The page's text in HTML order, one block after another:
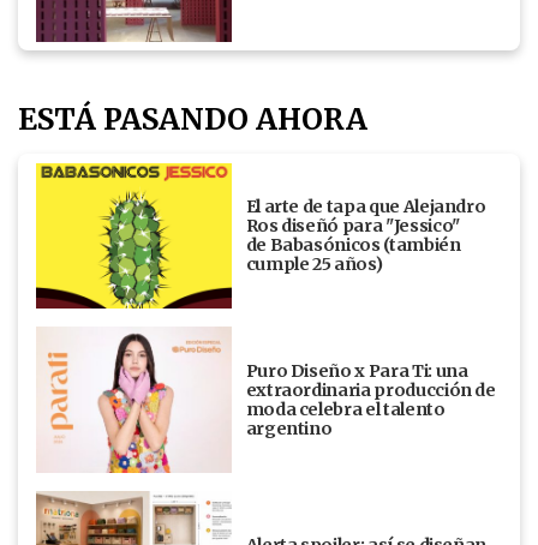
ESTÁ PASANDO AHORA
El arte de tapa que Alejandro
Ros diseñó para "Jessico"
de Babasónicos (también
cumple 25 años)
Puro Diseño x Para Ti: una
extraordinaria producción de
moda celebra el talento
argentino